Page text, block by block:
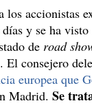
los accionistas
y se ha
de road
El consejero
europea que
Madrid. Se